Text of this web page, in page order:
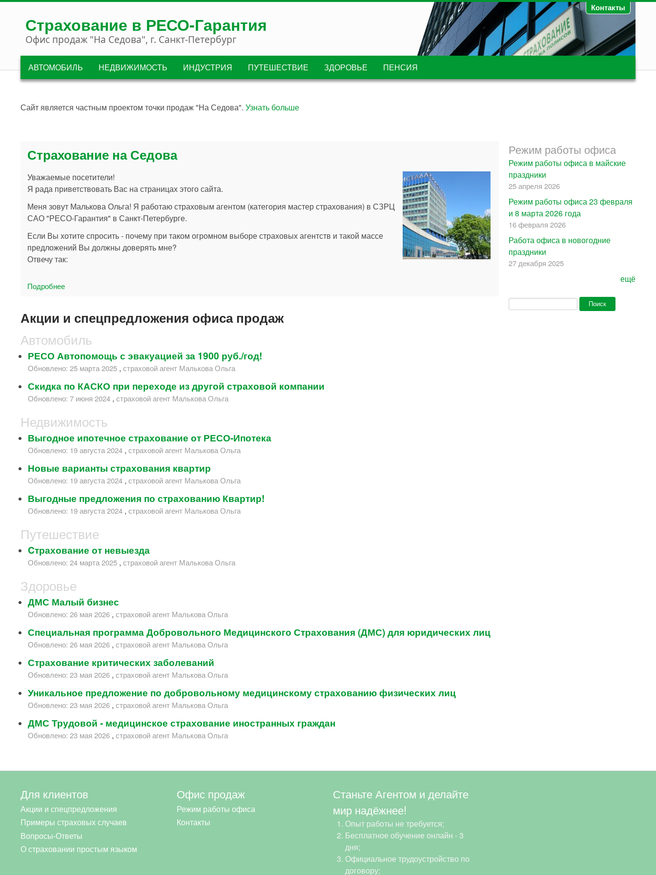
Перейти к основному содержанию Контакты
Страхование в РЕСО-Гарантия
Офис продаж "На Седова", г. Санкт-Петербург
АВТОМОБИЛЬ НЕДВИЖИМОСТЬ ИНДУСТРИЯ ПУТЕШЕСТВИЕ ЗДОРОВЬЕ ПЕНСИЯ
Сайт является частным проектом точки продаж "На Седова". Узнать больше
Страхование на Седова
Уважаемые посетители!
Я рада приветствовать Вас на страницах этого сайта.
Меня зовут Малькова Ольга! Я работаю страховым агентом (категория мастер страхования) в СЗРЦ
САО "РЕСО-Гарантия" в Санкт-Петербурге.
Если Вы хотите спросить - почему при таком огромном выборе страховых агентств и такой массе
предложений Вы должны доверять мне?
Отвечу так:
Подробнее
Акции и спецпредложения офиса продаж
Автомобиль
РЕСО Автопомощь с эвакуацией за 1900 руб./год!
Обновлено: 25 марта 2025 , страховой агент Малькова Ольга
Скидка по КАСКО при переходе из другой страховой компании
Обновлено: 7 июня 2024 , страховой агент Малькова Ольга
Недвижимость
Выгодное ипотечное страхование от РЕСО-Ипотека
Обновлено: 19 августа 2024 , страховой агент Малькова Ольга
Новые варианты страхования квартир
Обновлено: 19 августа 2024 , страховой агент Малькова Ольга
Выгодные предложения по страхованию Квартир!
Обновлено: 19 августа 2024 , страховой агент Малькова Ольга
Путешествие
Cтрахование от невыезда
Обновлено: 24 марта 2025 , страховой агент Малькова Ольга
Здоровье
ДМС Малый бизнес
Обновлено: 26 мая 2026 , страховой агент Малькова Ольга
Специальная программа Добровольного Медицинского Страхования (ДМС) для юридических лиц
Обновлено: 26 мая 2026 , страховой агент Малькова Ольга
Страхование критических заболеваний
Обновлено: 23 мая 2026 , страховой агент Малькова Ольга
Уникальное предложение по добровольному медицинскому страхованию физических лиц
Обновлено: 23 мая 2026 , страховой агент Малькова Ольга
ДМС Трудовой - медицинское страхование иностранных граждан
Обновлено: 23 мая 2026 , страховой агент Малькова Ольга
Режим работы офиса
Режим работы офиса в майские
праздники
25 апреля 2026
Режим работы офиса 23 февраля
и 8 марта 2026 года
16 февраля 2026
Работа офиса в новогодние
праздники
27 декабря 2025
ещё
Форма поиска
Поиск
Для клиентов
Акции и спецпредложения
Примеры страховых случаев
Вопросы-Ответы
О страховании простым языком
Офис продаж
Режим работы офиса
Контакты
Станьте Агентом и делайте
мир надёжнее!
Опыт работы не требуется;
Бесплатное обучение онлайн - 3
дня;
Официальное трудоустройство по
договору;